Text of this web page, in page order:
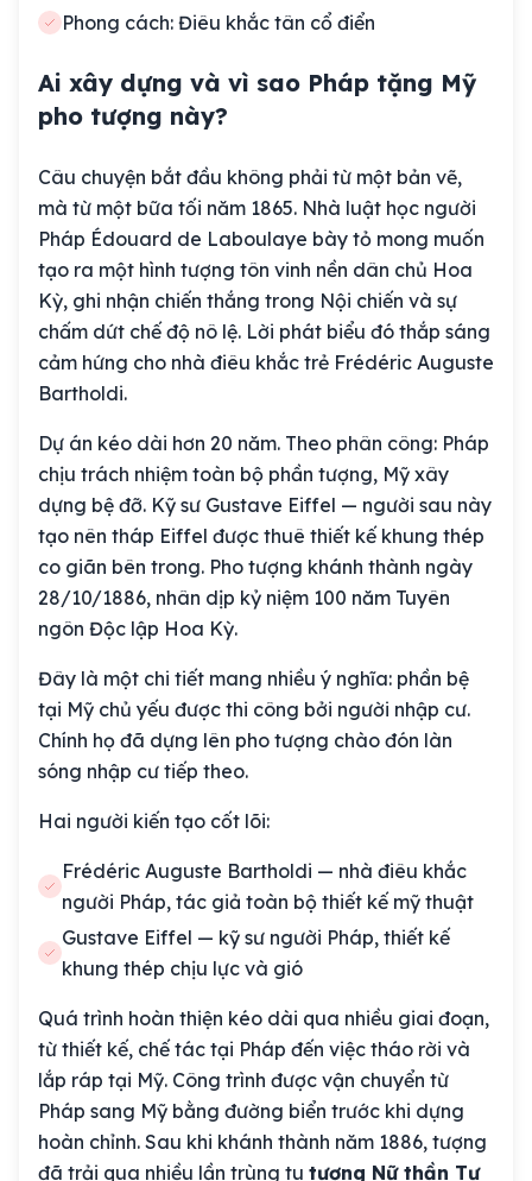
Phong cách: Điêu khắc tân cổ điển
Ai xây dựng và vì sao Pháp tặng Mỹ
pho tượng này?
Câu chuyện bắt đầu không phải từ một bản vẽ,
mà từ một bữa tối năm 1865. Nhà luật học người
Pháp Édouard de Laboulaye bày tỏ mong muốn
tạo ra một hình tượng tôn vinh nền dân chủ Hoa
Kỳ, ghi nhận chiến thắng trong Nội chiến và sự
chấm dứt chế độ nô lệ. Lời phát biểu đó thắp sáng
cảm hứng cho nhà điêu khắc trẻ Frédéric Auguste
Bartholdi.
Dự án kéo dài hơn 20 năm. Theo phân công: Pháp
chịu trách nhiệm toàn bộ phần tượng, Mỹ xây
dựng bệ đỡ. Kỹ sư Gustave Eiffel — người sau này
tạo nên tháp Eiffel được thuê thiết kế khung thép
co giãn bên trong. Pho tượng khánh thành ngày
28/10/1886, nhân dịp kỷ niệm 100 năm Tuyên
ngôn Độc lập Hoa Kỳ.
Đây là một chi tiết mang nhiều ý nghĩa: phần bệ
tại Mỹ chủ yếu được thi công bởi người nhập cư.
Chính họ đã dựng lên pho tượng chào đón làn
sóng nhập cư tiếp theo.
Hai người kiến tạo cốt lõi:
Frédéric Auguste Bartholdi — nhà điêu khắc
người Pháp, tác giả toàn bộ thiết kế mỹ thuật
Gustave Eiffel — kỹ sư người Pháp, thiết kế
khung thép chịu lực và gió
Quá trình hoàn thiện kéo dài qua nhiều giai đoạn,
từ thiết kế, chế tác tại Pháp đến việc tháo rời và
lắp ráp tại Mỹ. Công trình được vận chuyển từ
Pháp sang Mỹ bằng đường biển trước khi dựng
hoàn chỉnh. Sau khi khánh thành năm 1886, tượng
đã trải qua nhiều lần trùng tu tượng Nữ thần Tự